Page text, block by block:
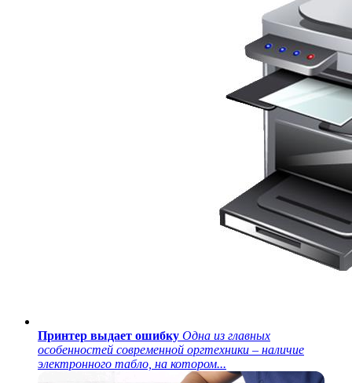
Принтер выдает ошибку Одна из главных
особенностей современной оргтехники – наличие
электронного табло, на котором...